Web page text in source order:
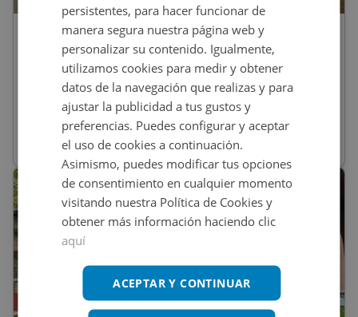
195.000€
Piso En Venta En El Alamo
2302_0509_PE0001
3 habs1 baños
persistentes, para hacer funcionar de
manera segura nuestra página web y
personalizar su contenido. Igualmente,
utilizamos cookies para medir y obtener
datos de la navegación que realizas y para
ajustar la publicidad a tus gustos y
preferencias. Puedes configurar y aceptar
el uso de cookies a continuación.
Asimismo, puedes modificar tus opciones
de consentimiento en cualquier momento
visitando nuestra Política de Cookies y
obtener más información haciendo clic
aquí
ACEPTAR Y CONTINUAR